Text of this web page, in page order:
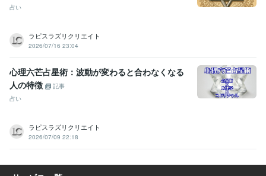
占い
ラピスラズリクリエイト
2026/07/16 23:04
心理六芒占星術：波動が変わると合わなくなる
人の特徴
記事
占い
ラピスラズリクリエイト
2026/07/09 22:18